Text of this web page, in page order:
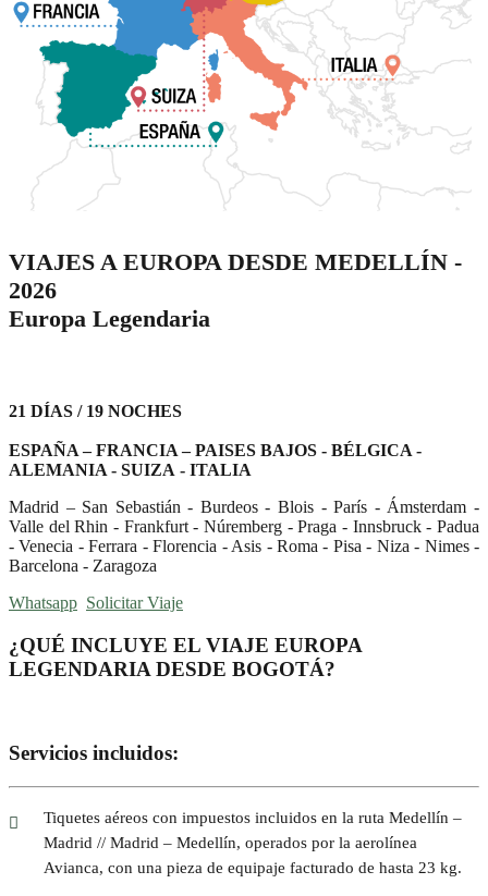
VIAJES A EUROPA DESDE MEDELLÍN -
2026
Europa Legendaria
21 DÍAS / 19 NOCHES
ESPAÑA – FRANCIA – PAISES BAJOS - BÉLGICA -
ALEMANIA - SUIZA - ITALIA
Madrid – San Sebastián - Burdeos - Blois - París - Ámsterdam -
Valle del Rhin - Frankfurt - Núremberg - Praga - Innsbruck - Padua
- Venecia - Ferrara - Florencia - Asis - Roma - Pisa - Niza - Nimes -
Barcelona - Zaragoza
Whatsapp Solicitar Viaje
¿QUÉ INCLUYE EL VIAJE EUROPA
LEGENDARIA DESDE BOGOTÁ?
Servicios incluidos:
Tiquetes aéreos con impuestos incluidos en la ruta Medellín –
Madrid // Madrid – Medellín, operados por la aerolínea
Avianca, con una pieza de equipaje facturado de hasta 23 kg.